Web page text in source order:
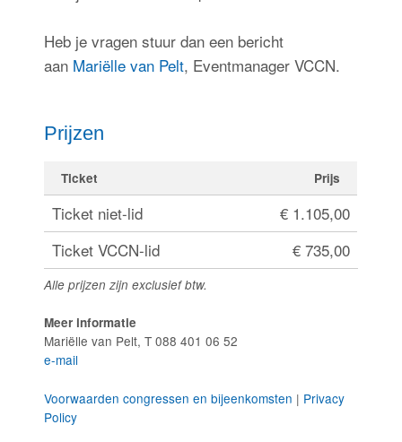
Heb je vragen stuur dan een bericht
aan Mariëlle van Pelt, Eventmanager VCCN.
Prijzen
Ticket Prijs
Ticket niet-lid
€ 1.105,00
Ticket VCCN-lid
€ 735,00
Alle prijzen zijn exclusief btw.
Meer informatie
Mariëlle van Pelt, T 088 401 06 52
e-mail
Voorwaarden congressen en bijeenkomsten | Privacy
Policy